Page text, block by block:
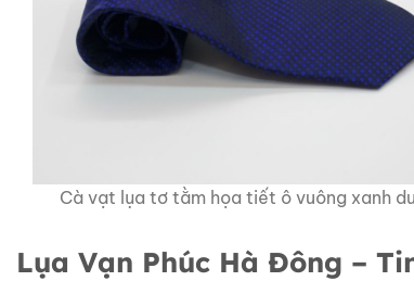
Cà vạt lụa tơ tằm họa tiết ô vuông xanh
Lụa Vạn Phúc Hà Đông –